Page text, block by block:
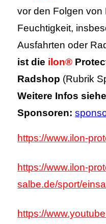
vor den Folgen von
Feuchtigkeit,
Ausfahrten oder
ist die ilon®
Radshop (Rubrik
Weitere Infos
Sponsoren:
https://www.ilon-
https://www.ilon-
salbe.de/sport/
https://